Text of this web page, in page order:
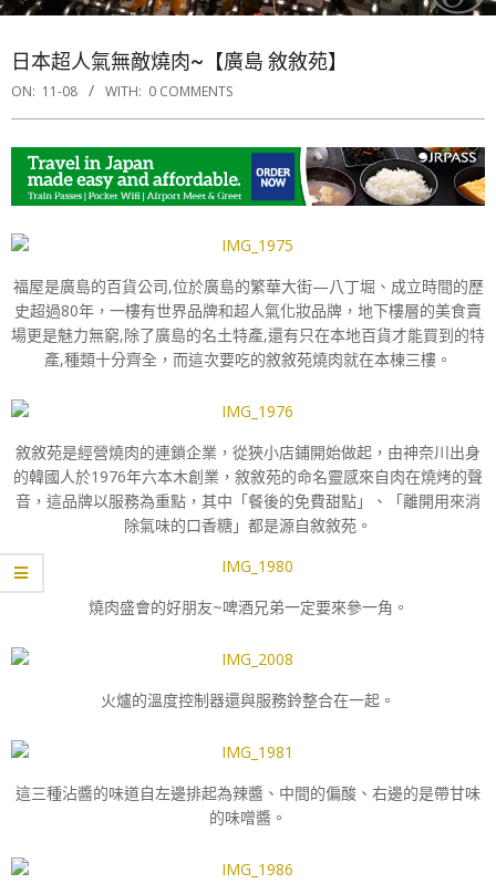
日本超人氣無敵燒肉~【廣島 敘敘苑】
ON: 11-08 WITH: 0 COMMENTS
福屋是廣島的百貨公司,位於廣島的繁華大街—八丁堀、成立時間的歷
史超過80年，一樓有世界品牌和超人氣化妝品牌，地下樓層的美食賣
場更是魅力無窮,除了廣島的名土特產,還有只在本地百貨才能買到的特
產,種類十分齊全，而這次要吃的敘敘苑燒肉就在本棟三樓。
敘敘苑是經營燒肉的連鎖企業，從狹小店鋪開始做起，由神奈川出身
的韓國人於1976年六本木創業，敘敘苑的命名靈感來自肉在燒烤的聲
音，這品牌以服務為重點，其中「餐後的免費甜點」、「離開用來消
除氣味的口香糖」都是源自敘敘苑。
燒肉盛會的好朋友~啤酒兄弟一定要來參一角。
火爐的溫度控制器還與服務鈴整合在一起。
這三種沾醬的味道自左邊排起為辣醬、中間的偏酸、右邊的是帶甘味
的味噌醬。